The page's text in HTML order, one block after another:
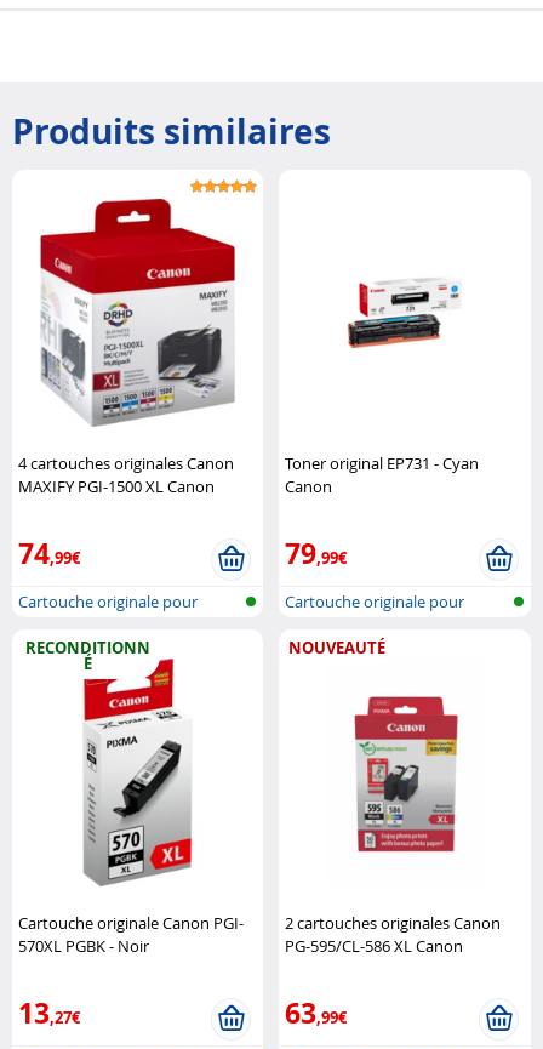
Produits similaires
4 cartouches originales Canon
MAXIFY PGI-1500 XL Canon
74,99€
Cartouche originale pour
Toner original EP731 - Cyan
Canon
79,99€
Cartouche originale pour
RECONDITIONN
É
Cartouche originale Canon PGI-
570XL PGBK - Noir
13,27€
NOUVEAUTÉ
2 cartouches originales Canon
PG-595/CL-586 XL Canon
63,99€